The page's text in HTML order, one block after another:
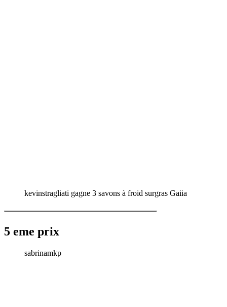
kevinstragliati gagne 3 savons à froid surgras Gaiia
5 eme prix
sabrinamkp